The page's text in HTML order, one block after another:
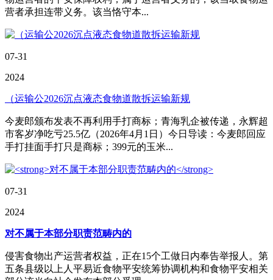
营者承担连带义务。该当恪守本...
07-31
2024
（运输公2026沉点液态食物道散拆运输新规
今麦郎颁布发表不再利用手打商标；青海乳企被传递，永辉超
市客岁净吃亏25.5亿（2026年4月1日）今日导读：今麦郎回应
手打挂面手打只是商标；399元的玉米...
07-31
2024
对不属于本部分职责范畴内的
侵害食物出产运营者权益，正在15个工做日内奉告举报人。第
五条县级以上人平易近食物平安统筹协调机构和食物平安相关